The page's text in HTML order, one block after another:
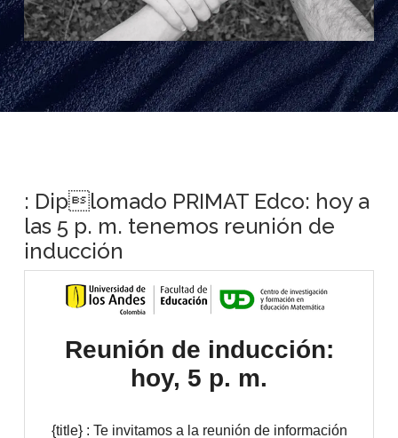
: Diplomado PRIMAT Edco: hoy a
las 5 p. m. tenemos reunión de
inducción